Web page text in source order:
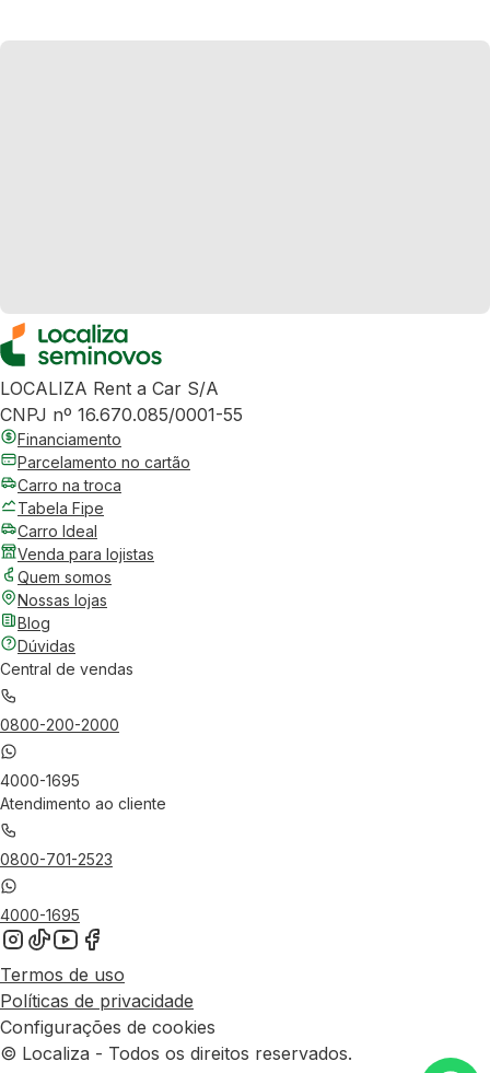
LOCALIZA Rent a Car S/A
CNPJ nº 16.670.085/0001-55
Financiamento
Parcelamento no cartão
Carro na troca
Tabela Fipe
Carro Ideal
Venda para lojistas
Quem somos
Nossas lojas
Blog
Dúvidas
Central de vendas
0800-200-2000
4000-1695
Atendimento ao cliente
0800-701-2523
4000-1695
Termos de uso
Políticas de privacidade
Configurações de cookies
© Localiza - Todos os direitos reservados.